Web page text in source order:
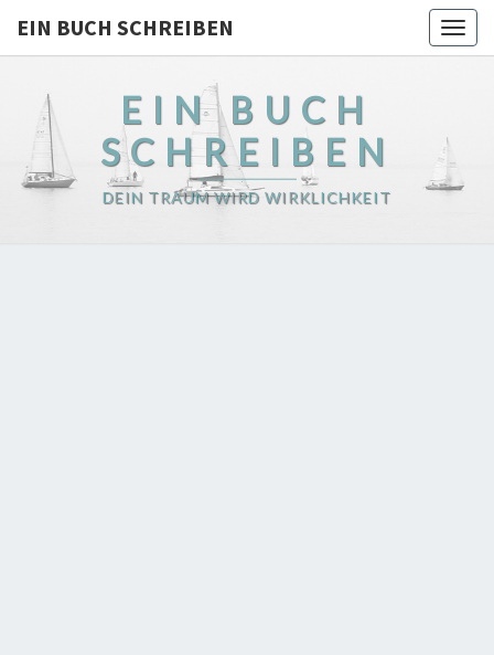
EIN BUCH SCHREIBEN
EIN BUCH
SCHREIBEN
DEIN TRAUM WIRD WIRKLICHKEIT